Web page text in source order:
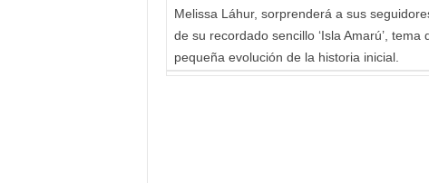
Melissa Láhur, sorprenderá a sus
de su recordado sencillo ‘Isla Amarú’,
pequeña evolución de la historia inicial.